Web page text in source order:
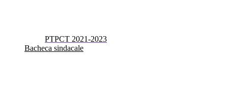
PTPCT 2021-2023
Bacheca sindacale